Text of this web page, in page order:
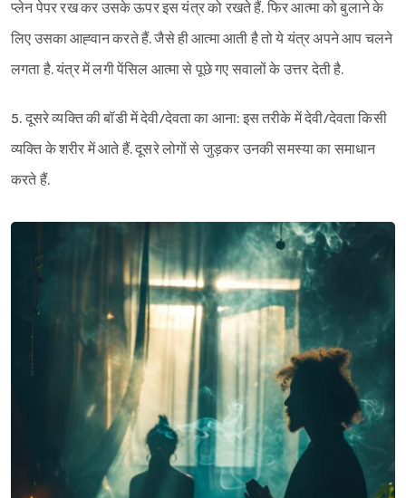
प्लेन पेपर रख कर उसके ऊपर इस यंत्र को रखते हैं. फिर आत्मा को बुलाने के
लिए उसका आह्‍वान करते हैं. जैसे ही आत्मा आती है तो ये यंत्र अपने आप चलने
लगता है. यंत्र में लगी पेंसिल आत्मा से पूछे गए सवालों के उत्तर देती है.
5. दूसरे व्यक्ति की बॉडी में देवी/देवता का आना: इस तरीके में देवी/देवता किसी
व्यक्ति के शरीर में आते हैं. दूसरे लोगों से जुड़कर उनकी समस्या का समाधान
करते हैं.